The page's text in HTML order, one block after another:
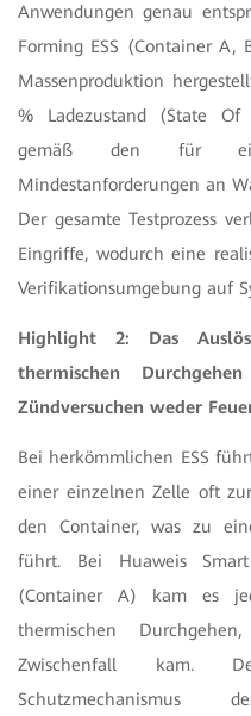
Anwendungen genau
Forming ESS (Container
Massenproduktion
% Ladezustand (State Of
gemäß den für
Mindestanforderungen an
Der gesamte Testprozess
Eingriffe, wodurch eine
Verifikationsumgebung auf
Highlight 2: Das
thermischen
Zündversuchen weder
Bei herkömmlichen ESS
einer einzelnen Zelle oft
den Container, was zu
führt. Bei Huaweis
(Container A) kam es
thermischen
Zwischenfall kam.